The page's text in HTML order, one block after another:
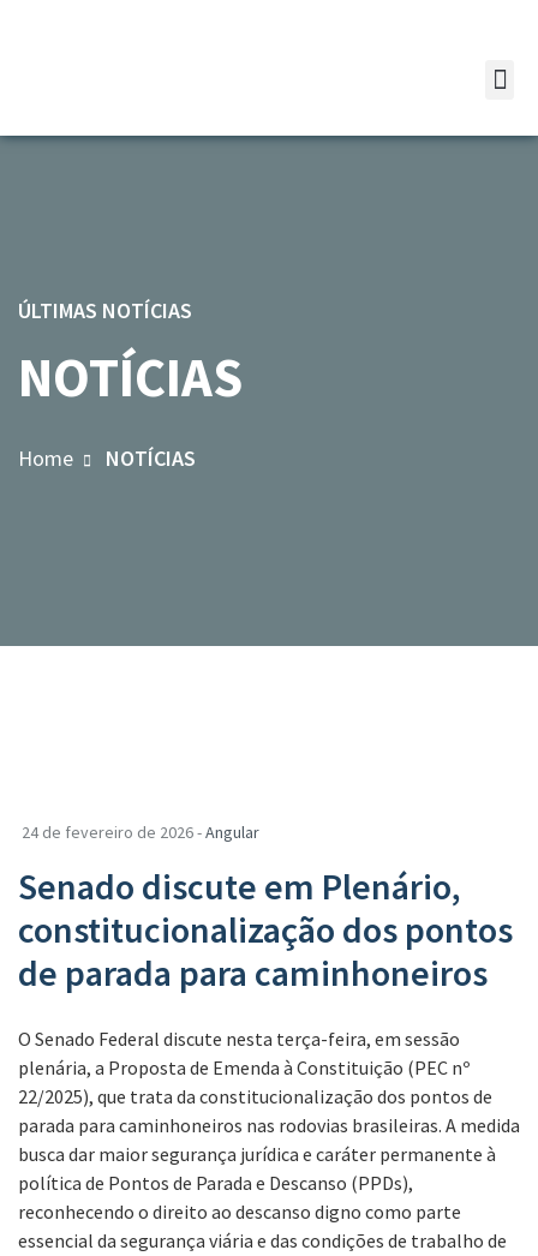
ÚLTIMAS NOTÍCIAS
NOTÍCIAS
Home NOTÍCIAS
24 de fevereiro de 2026 -Angular
Senado discute em Plenário,
constitucionalização dos pontos
de parada para caminhoneiros
O Senado Federal discute nesta terça-feira, em sessão
plenária, a Proposta de Emenda à Constituição (PEC nº
22/2025), que trata da constitucionalização dos pontos de
parada para caminhoneiros nas rodovias brasileiras. A medida
busca dar maior segurança jurídica e caráter permanente à
política de Pontos de Parada e Descanso (PPDs),
reconhecendo o direito ao descanso digno como parte
essencial da segurança viária e das condições de trabalho de